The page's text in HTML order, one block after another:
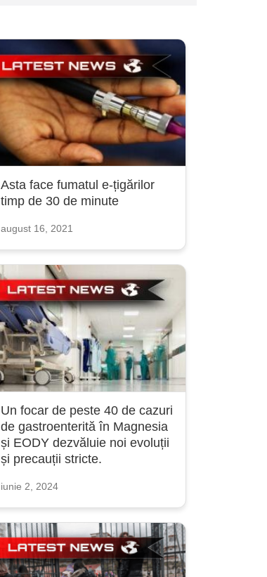
Asta face fumatul e-țigărilor
timp de 30 de minute
august 16, 2021
Un focar de peste 40 de cazuri
de gastroenterită în Magnesia
și EODY dezvăluie noi evoluții
și precauții stricte.
iunie 2, 2024